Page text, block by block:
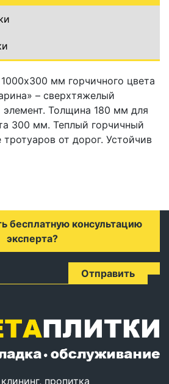
мм горчичного цвета
– сверхтяжелый
элемент. Толщина 180 мм для
300 мм. Теплый горчичный
от дорог. Устойчив
бесплатную консультацию
эксперта?
Отправить
пропитка